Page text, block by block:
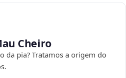
Cheiro
da pia? Tratamos a origem do